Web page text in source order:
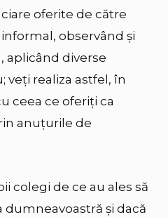
oferite de către
observând și
aplicând diverse
realiza astfel, în
ceea ce oferiți ca
anuțurile de
colegi de ce au ales să
dumneavoastră și dacă